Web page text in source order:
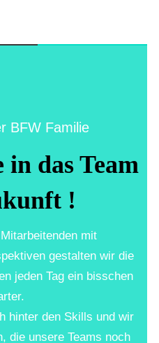
BFW Familie
in das Team
!
mit
gestalten wir die
jeden Tag ein bisschen
hinter den Skills und wir
die unsere Teams noch